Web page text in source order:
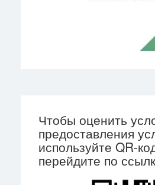
Чтобы оценить
предоставления
используйте QR-
перейдите по